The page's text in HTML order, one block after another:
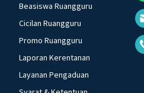
Beasiswa Ruangguru
Cicilan Ruangguru
Promo Ruangguru
Laporan Kerentanan
Layanan Pengaduan